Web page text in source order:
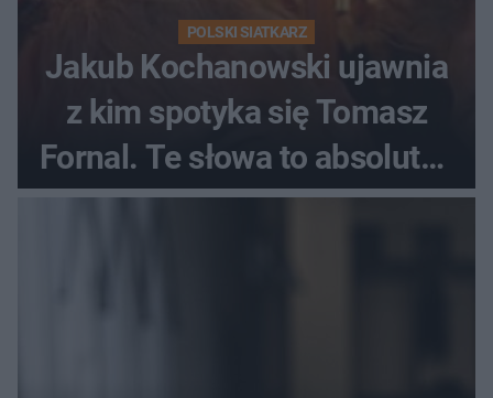
POLSKI SIATKARZ
Jakub Kochanowski ujawnia
z kim spotyka się Tomasz
Fornal. Te słowa to absolutny
hit